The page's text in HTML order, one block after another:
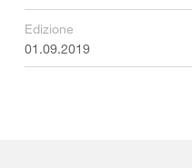
Edizione
01.09.2019